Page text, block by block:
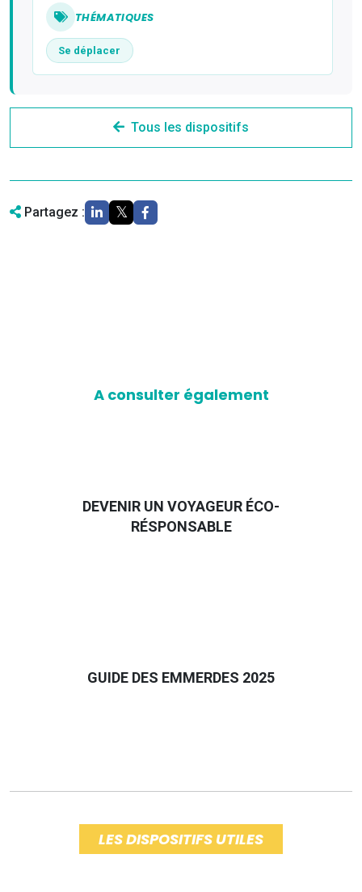
THÉMATIQUES
Se déplacer
Tous les dispositifs
Partagez :
A consulter également
DEVENIR UN VOYAGEUR ÉCO-
RÉSPONSABLE
GUIDE DES EMMERDES 2025
LES DISPOSITIFS UTILES